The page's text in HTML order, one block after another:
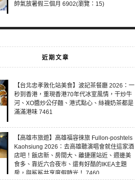
帥氣放暑假三個月 6902(瀏覽：15)
近期文章
【台北忠孝敦化站美食】波記茶餐廳 2026：一
秒到香港，重現香港70年代冰室風情，干炒牛
河、XO醬炒公仔麵、港式點心、絲襪奶茶都是
滿滿港味 7461
【高雄市旅遊】高雄福容徠旅 Fullon-poshtels
Kaohsiung 2026：去高雄聽演唱會就住這家酒
店吧！飯店新、房間大、離捷運站近、週邊美
食多、靠近六合夜市、還有好酷的IKEA主題
房，與鯊鯊共享度假時光！ 7460